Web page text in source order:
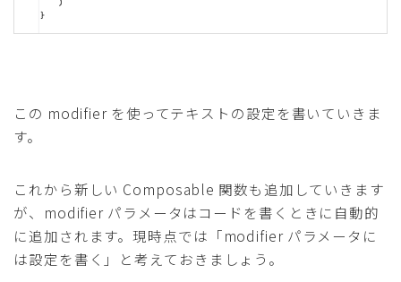
この modifier を使ってテキストの設定を書いていきま
す。
これから新しい Composable 関数も追加していきます
が、modifier パラメータはコードを書くときに自動的
に追加されます。現時点では「modifier パラメータに
は設定を書く」と考えておきましょう。